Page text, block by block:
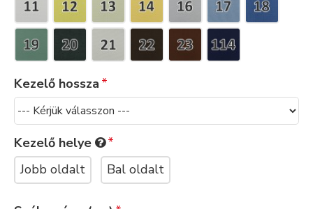
Kezelő hossza
Kezelő helye
Jobb oldalt
Bal oldalt